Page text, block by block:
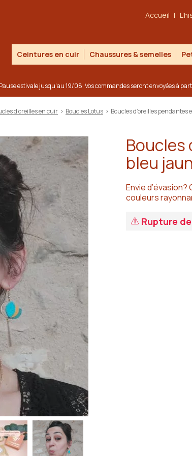
Accueil
Ceintures en cuir Chaussures & semelles
Pause estivale jusqu'au 19/08. Vos commandes seront envoyées à
d’oreilles en cuir > Boucles Lotus > Boucles d’oreilles
Boucles
bleu
Envie
couleurs
Rupture